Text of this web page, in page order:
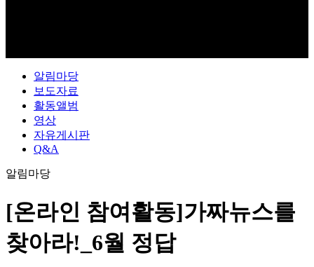
알림마당
보도자료
활동앨범
영상
자유게시판
Q&A
알림마당
[온라인 참여활동]가짜뉴스를
찾아라!_6월 정답